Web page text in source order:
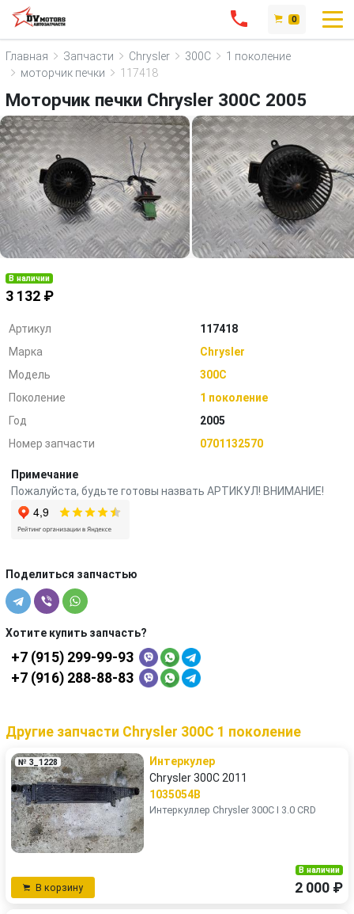
0
Главная Запчасти Chrysler 300C
1 поколение
моторчик печки
117418
Моторчик печки Chrysler 300C 2005
В наличии
3 132 ₽
Артикул
117418
Марка
Chrysler
Модель
300C
Поколение
1 поколение
Год
2005
Номер запчасти
0701132570
Примечание
Пожалуйста, будьте готовы назвать АРТИКУЛ! ВНИМАНИЕ!
Поделиться запчастью
Хотите купить запчасть?
+7 (915) 299-99-93
+7 (916) 288-88-83
Другие запчасти Chrysler 300C 1 поколение
№ 3_1228
Интеркулер
Chrysler 300C 2011
1035054B
Интеркуллер Chrysler 300C I 3.0 CRD
В корзину
В наличии
2 000 ₽